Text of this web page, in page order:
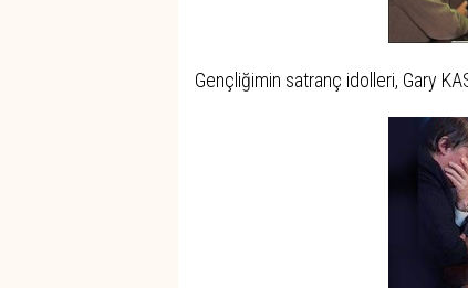
Gençliğimin satranç idolleri, Gary